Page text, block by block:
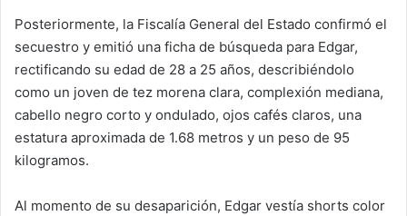
Posteriormente, la Fiscalía General del Estado confirmó el
secuestro y emitió una ficha de búsqueda para Edgar,
rectificando su edad de 28 a 25 años, describiéndolo
como un joven de tez morena clara, complexión mediana,
cabello negro corto y ondulado, ojos cafés claros, una
estatura aproximada de 1.68 metros y un peso de 95
kilogramos.
Al momento de su desaparición, Edgar vestía shorts color